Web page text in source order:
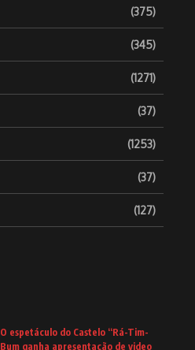
(375)
(345)
(1271)
(37)
(1253)
(37)
(127)
O espetáculo do Castelo “Rá-Tim-
Bum ganha apresentação de video